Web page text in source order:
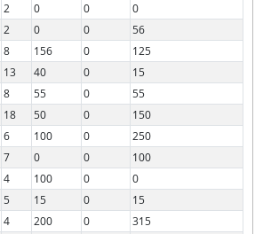
2 0 0
0
2 0 0
56
8 156 0
125
13 40 0
15
8 55 0
55
18 50 0
150
6 100 0
250
7 0 0
100
4 100 0
0
5 15 0
15
4 200 0
315